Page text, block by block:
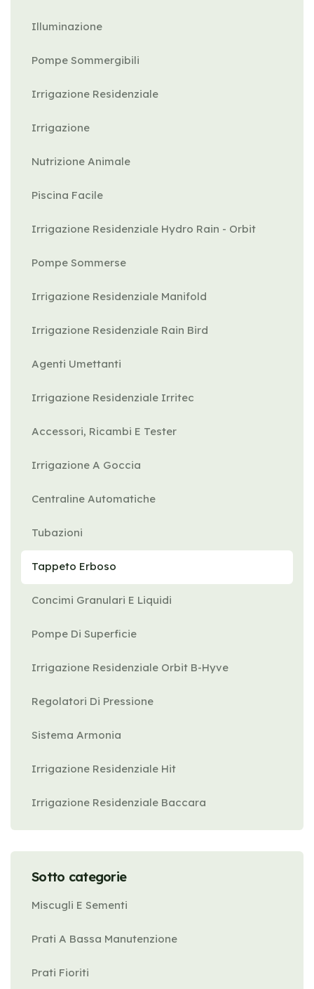
Illuminazione
Pompe Sommergibili
Irrigazione Residenziale
Irrigazione
Nutrizione Animale
Piscina Facile
Irrigazione Residenziale Hydro Rain - Orbit
Pompe Sommerse
Irrigazione Residenziale Manifold
Irrigazione Residenziale Rain Bird
Agenti Umettanti
Irrigazione Residenziale Irritec
Accessori, Ricambi E Tester
Irrigazione A Goccia
Centraline Automatiche
Tubazioni
Tappeto Erboso
Concimi Granulari E Liquidi
Pompe Di Superficie
Irrigazione Residenziale Orbit B-Hyve
Regolatori Di Pressione
Sistema Armonia
Irrigazione Residenziale Hit
Irrigazione Residenziale Baccara
Sotto categorie
Miscugli E Sementi
Prati A Bassa Manutenzione
Prati Fioriti